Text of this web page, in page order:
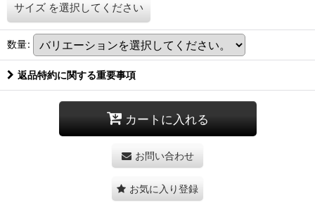
サイズ を選択してください
数量:
返品特約に関する重要事項
カートに入れる
お問い合わせ
お気に入り登録